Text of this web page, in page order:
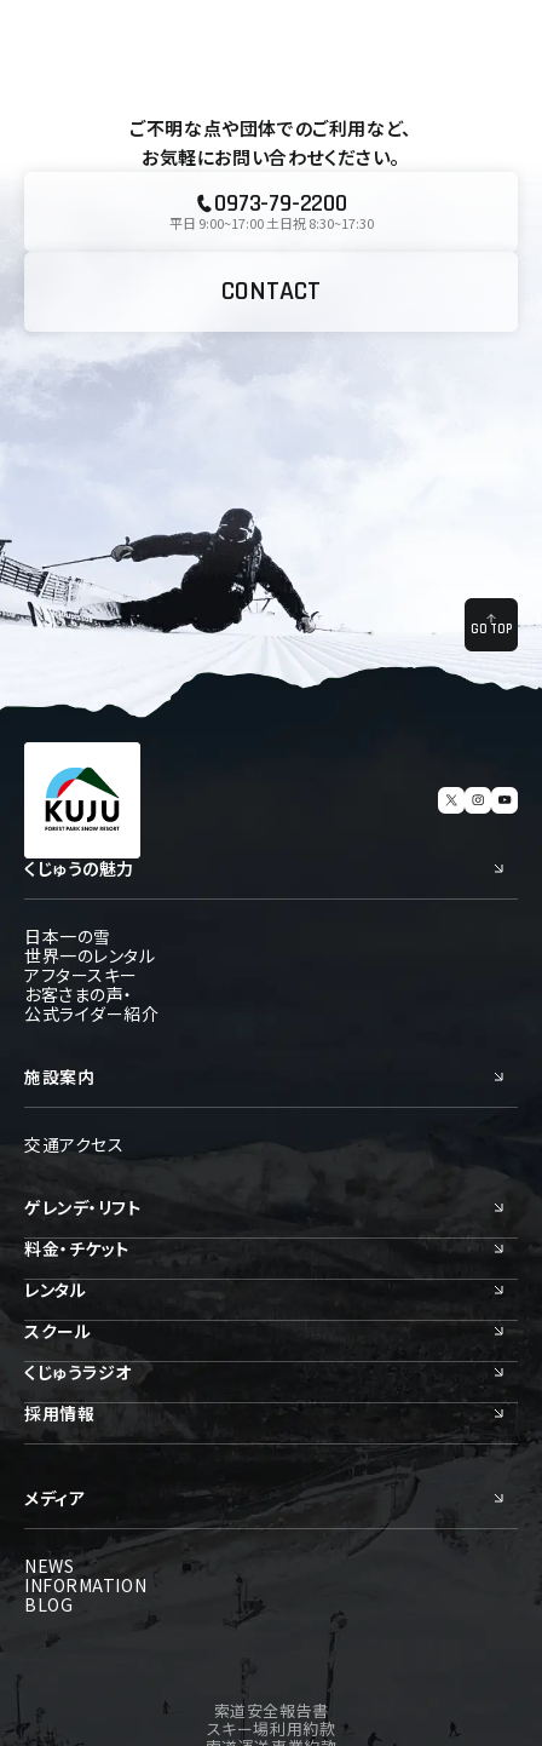
ご不明な点や団体でのご利用など、
お気軽にお問い合わせください。
0973-79-2200
平日 9:00~17:00 土日祝 8:30~17:30
CONTACT
GO TOP
くじゅうの魅力
日本一の雪
世界一のレンタル
アフタースキー
お客さまの声・
公式ライダー紹介
施設案内
交通アクセス
ゲレンデ・リフト
料金・チケット
レンタル
スクール
くじゅうラジオ
採用情報
メディア
NEWS
INFORMATION
BLOG
索道安全報告書
スキー場利用約款